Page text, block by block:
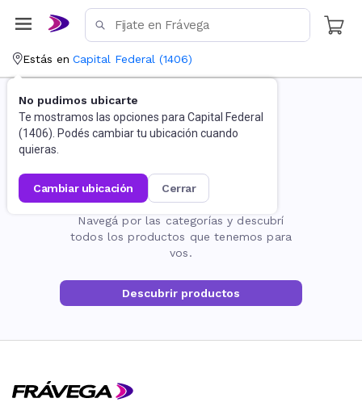
Estás en Capital Federal (1406)
No pudimos ubicarte
Te mostramos las opciones para Capital Federal
(1406). Podés cambiar tu ubicación cuando
quieras.
cambiar ubicación cerrar
La página no existe
Navegá por las categorías y descubrí
todos los productos que tenemos para
vos.
Descubrir productos